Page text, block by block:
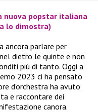
nuova popstar italiana
lo dimostra)
ancora parlare per
dietro le quinte e non
più di tanto. Oggi a
2023 ci ha pensato
d’orchestra ha avuto
e raccontare dei
canora.